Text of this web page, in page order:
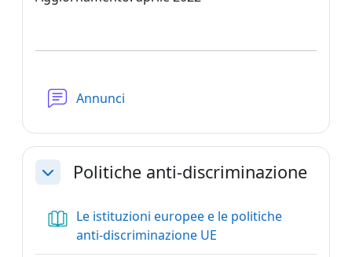
Annunci
MinimizzaPolitiche anti-discriminazione
Le istituzioni europee e le politiche
anti-discriminazione UE